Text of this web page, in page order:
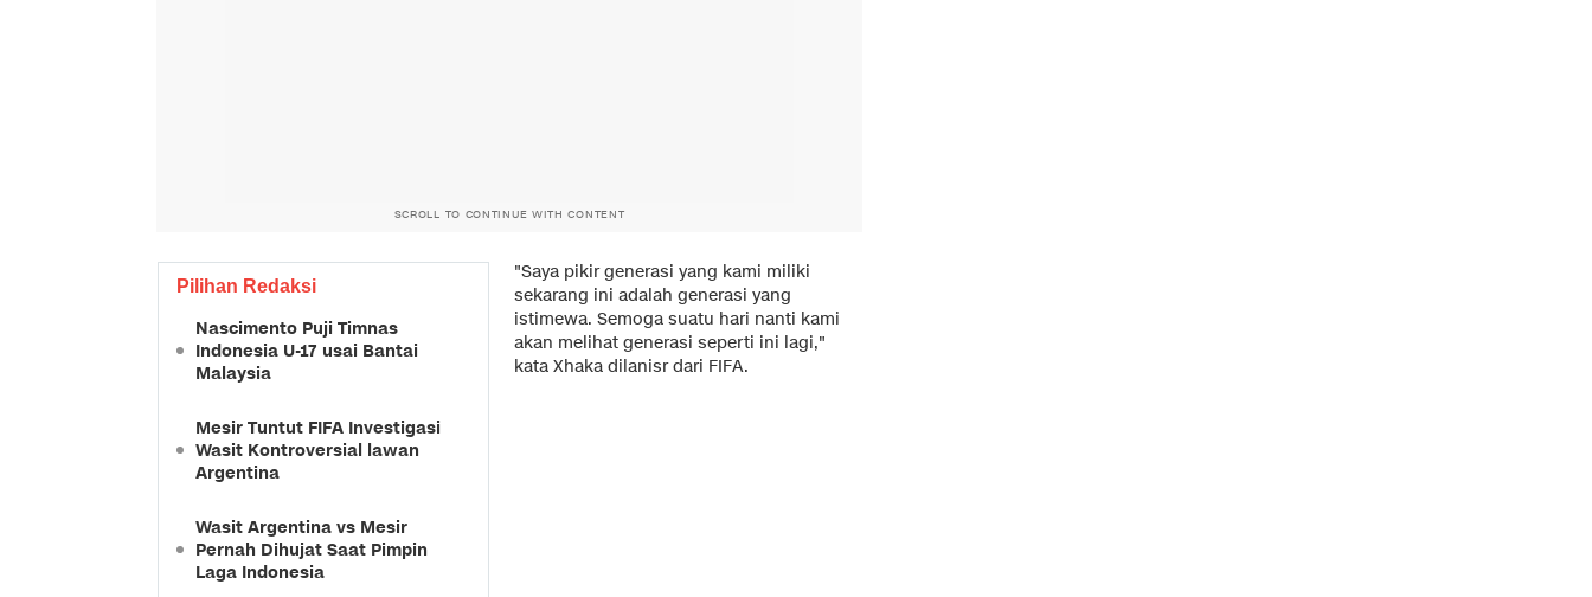
SCROLL TO CONTINUE WITH CONTENT
Pilihan Redaksi
Nascimento Puji Timnas
Indonesia U-17 usai Bantai
Malaysia
Mesir Tuntut FIFA Investigasi
Wasit Kontroversial lawan
Argentina
Wasit Argentina vs Mesir
Pernah Dihujat Saat Pimpin
Laga Indonesia
"Saya pikir generasi yang kami miliki
sekarang ini adalah generasi yang
istimewa. Semoga suatu hari nanti kami
akan melihat generasi seperti ini lagi,"
kata Xhaka dilanisr dari FIFA.